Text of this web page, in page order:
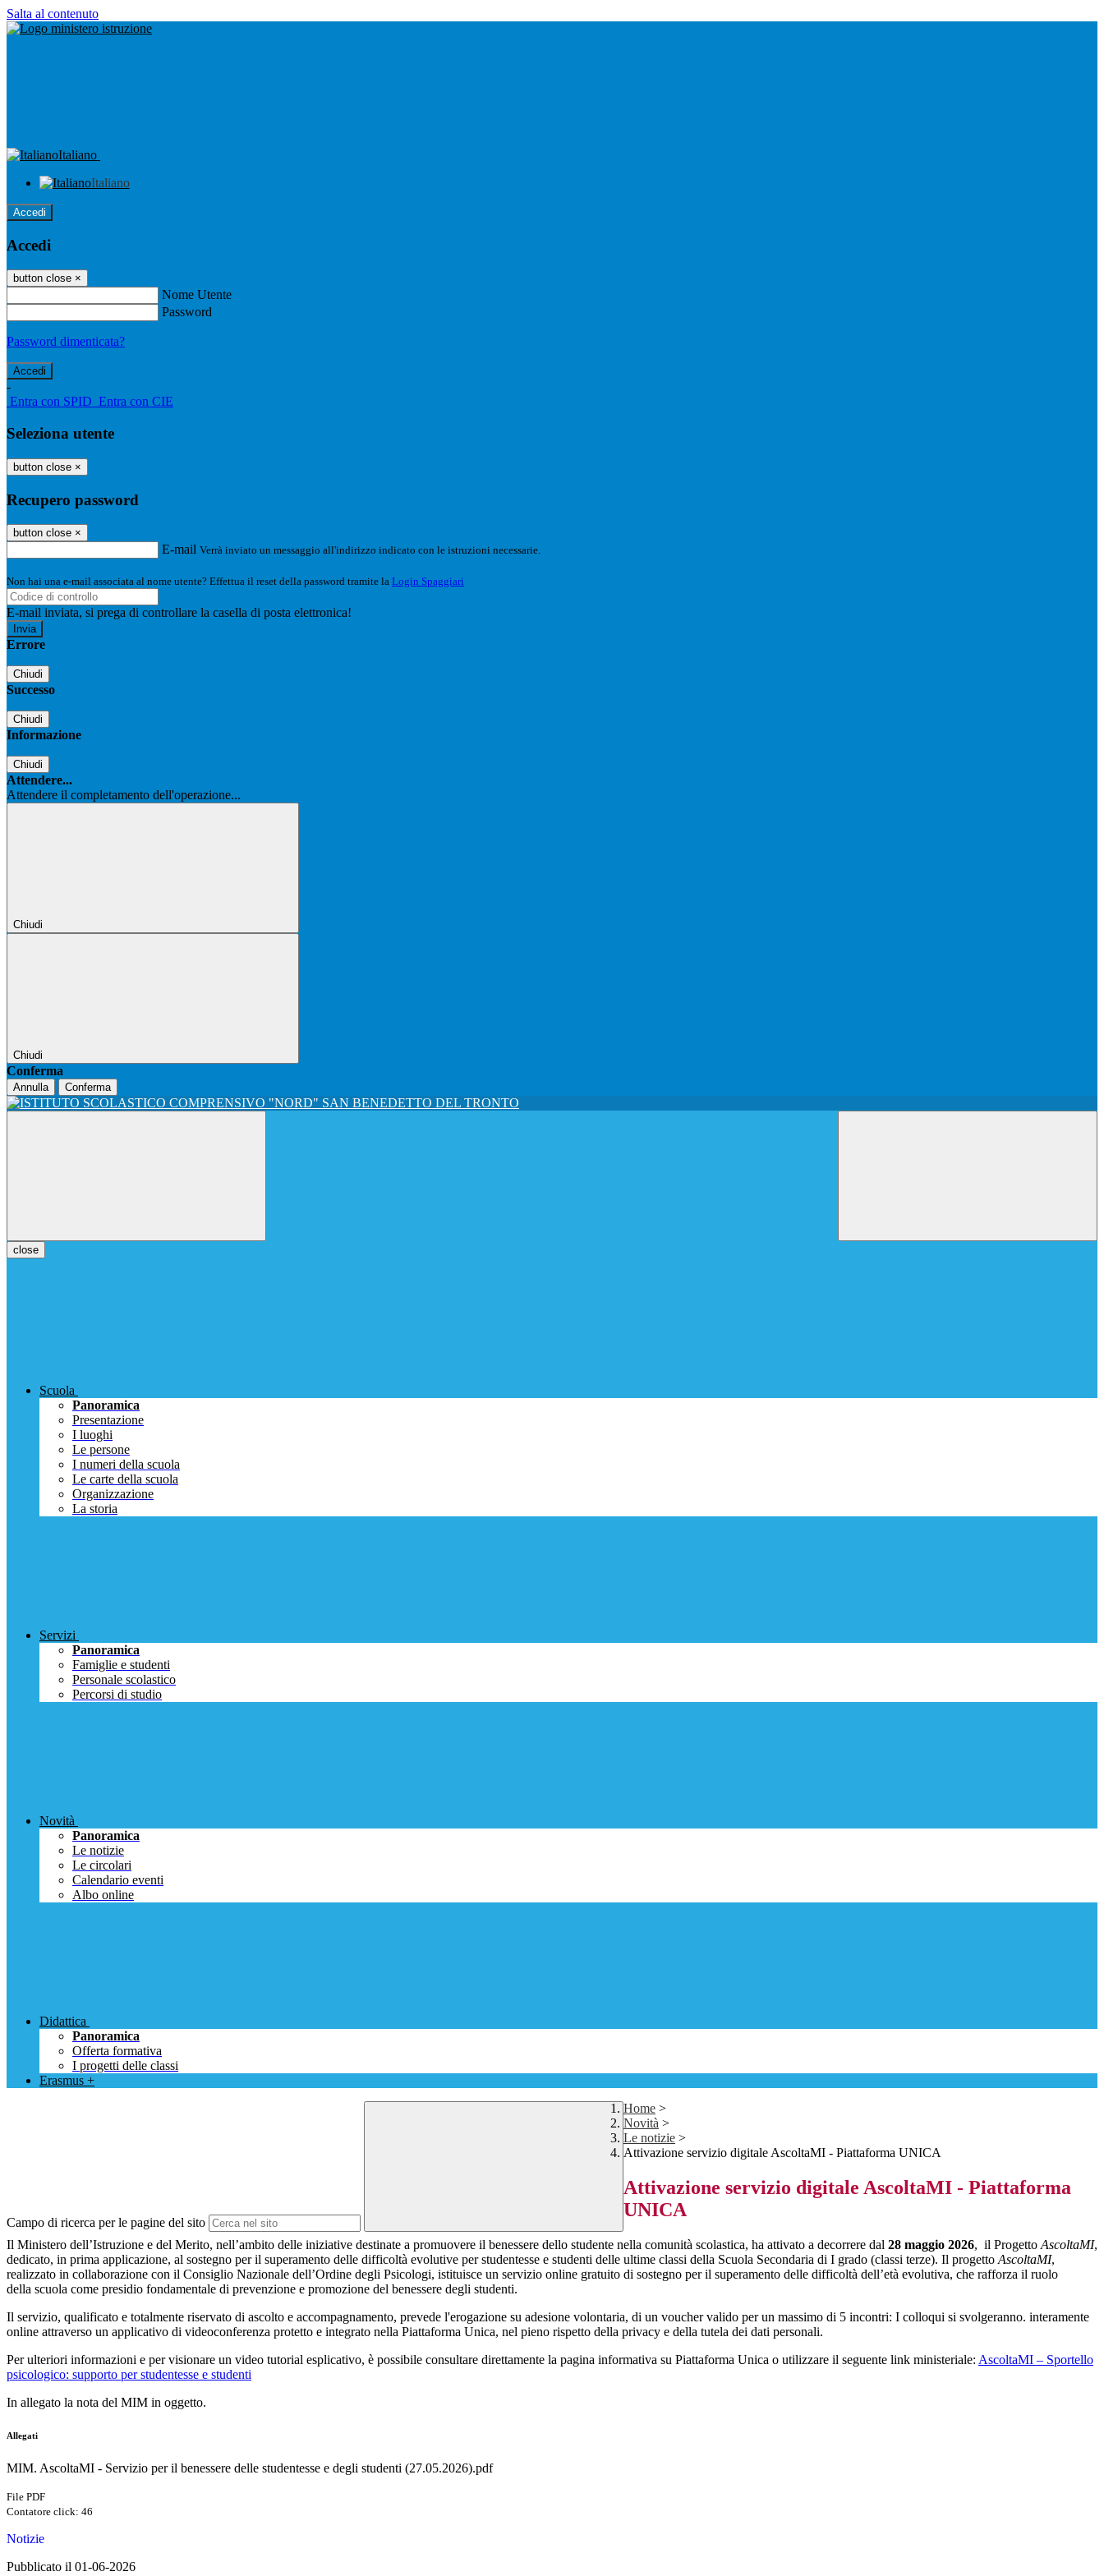
Salta al contenuto
Italiano
Italiano
Accedi
Accedi
button close ×
Nome Utente
Password
Password dimenticata?
-
Entra con SPID Entra con CIE
Seleziona utente
button close ×
Recupero password
button close ×
E-mail Verrà inviato un messaggio all'indirizzo indicato con le istruzioni necessarie.
Non hai una e-mail associata al nome utente? Effettua il reset della password tramite la Login Spaggiari
E-mail inviata, si prega di controllare la casella di posta elettronica!
Errore
Chiudi
Successo
Chiudi
Informazione
Chiudi
Attendere...
Attendere il completamento dell'operazione...
Chiudi
Chiudi
Conferma
Annulla Conferma
close
Scuola
Panoramica
Presentazione
I luoghi
Le persone
I numeri della scuola
Le carte della scuola
Organizzazione
La storia
Servizi
Panoramica
Famiglie e studenti
Personale scolastico
Percorsi di studio
Novità
Panoramica
Le notizie
Le circolari
Calendario eventi
Albo online
Didattica
Panoramica
Offerta formativa
I progetti delle classi
Erasmus +
Campo di ricerca per le pagine del sito
Home >
Novità >
Le notizie >
Attivazione servizio digitale AscoltaMI - Piattaforma UNICA
Attivazione servizio digitale AscoltaMI - Piattaforma
UNICA
Il Ministero dell’Istruzione e del Merito, nell’ambito delle iniziative destinate a promuovere il benessere dello studente nella comunità scolastica, ha attivato a decorrere dal 28 maggio 2026, il Progetto AscoltaMI,
dedicato, in prima applicazione, al sostegno per il superamento delle difficoltà evolutive per studentesse e studenti delle ultime classi della Scuola Secondaria di I grado (classi terze). Il progetto AscoltaMI,
realizzato in collaborazione con il Consiglio Nazionale dell’Ordine degli Psicologi, istituisce un servizio online gratuito di sostegno per il superamento delle difficoltà dell’età evolutiva, che rafforza il ruolo
della scuola come presidio fondamentale di prevenzione e promozione del benessere degli studenti.
Il servizio, qualificato e totalmente riservato di ascolto e accompagnamento, prevede l'erogazione su adesione volontaria, di un voucher valido per un massimo di 5 incontri: I colloqui si svolgeranno. interamente
online attraverso un applicativo di videoconferenza protetto e integrato nella Piattaforma Unica, nel pieno rispetto della privacy e della tutela dei dati personali.
Per ulteriori informazioni e per visionare un video tutorial esplicativo, è possibile consultare direttamente la pagina informativa su Piattaforma Unica o utilizzare il seguente link ministeriale: AscoltaMI – Sportello
psicologico: supporto per studentesse e studenti
In allegato la nota del MIM in oggetto.
Allegati
MIM. AscoltaMI - Servizio per il benessere delle studentesse e degli studenti (27.05.2026).pdf
File PDF
Contatore click: 46
Notizie
Pubblicato il 01-06-2026